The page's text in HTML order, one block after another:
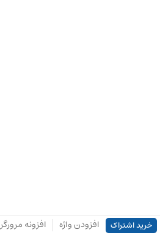
خرید اشتراک افزودن واژه افزونه مرورگر